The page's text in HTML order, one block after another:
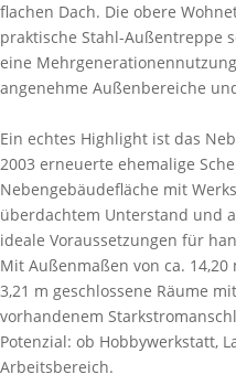
flachen Dach. Die obere
praktische Stahl-Außentreppe
eine
angenehme Außenbereiche
Ein echtes Highlight ist das
2003 erneuerte ehemalige
Nebengebäudefläche mit
überdachtem Unterstand und
ideale Voraussetzungen für
Mit Außenmaßen von ca. 14,20
3,21 m geschlossene Räume
vorhandenem
Potenzial: ob Hobbywerkstatt,
Arbeitsbereich.